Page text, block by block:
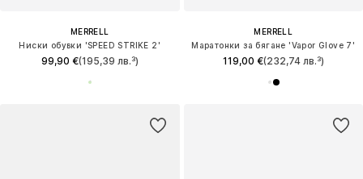
MERRELL
Ниски обувки 'SPEED STRIKE 2'
99,90 €(195,39 лв.³)
MERRELL
Маратонки за бягане 'Vapor Glove 7'
119,00 €(232,74 лв.³)